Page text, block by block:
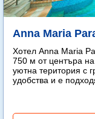
Anna Maria
Хотел Anna Maria
750 м от центъра
уютна територия с
удобства и е